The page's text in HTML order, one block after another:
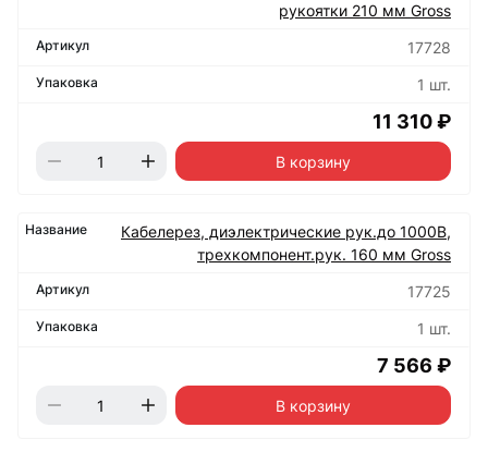
рукоятки 210 мм Gross
17728
1 шт.
11 310 ₽
В корзину
Кабелерез, диэлектрические рук.до 1000В,
трехкомпонент.рук. 160 мм Gross
17725
1 шт.
7 566 ₽
В корзину